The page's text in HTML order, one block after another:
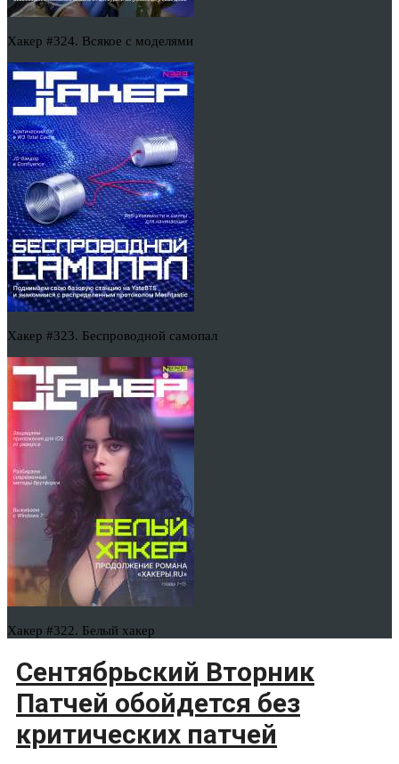
Хакер #324. Всякое с моделями
Хакер #323. Беспроводной самопал
Хакер #322. Белый хакер
Сентябрьский Вторник
Патчей обойдется без
критических патчей